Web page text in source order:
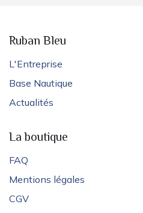
Ruban Bleu
L'Entreprise
Base Nautique
Actualités
La boutique
FAQ
Mentions légales
CGV